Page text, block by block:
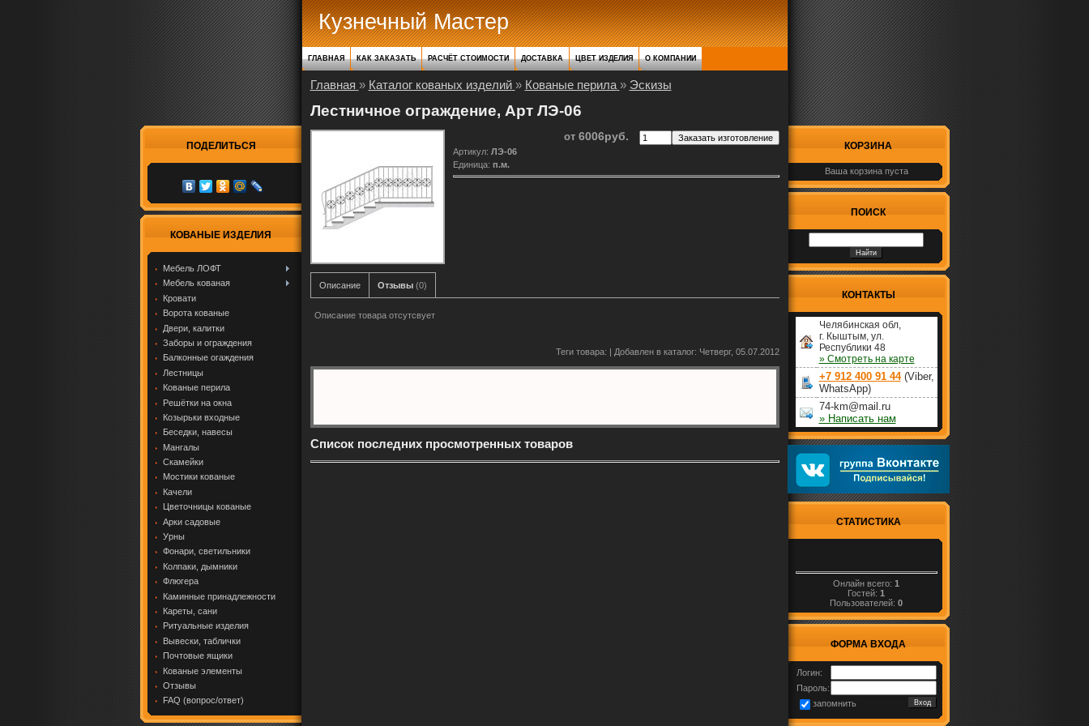
ПОДЕЛИТЬСЯ
КОВАНЫЕ ИЗДЕЛИЯ
Мебель ЛОФТ
Мебель кованая
Кровати
Ворота кованые
Двери, калитки
Заборы и ограждения
Балконные огаждения
Лестницы
Кованые перила
Решётки на окна
Козырьки входные
Беседки, навесы
Мангалы
Скамейки
Мостики кованые
Качели
Цветочницы кованые
Арки садовые
Урны
Фонари, светильники
Колпаки, дымники
Флюгера
Каминные принадлежности
Кареты, сани
Ритуальные изделия
Вывески, таблички
Почтовые ящики
Кованые элементы
Отзывы
FAQ (вопрос/ответ)
Кузнечный Мастер
ГЛАВНАЯ КАК ЗАКАЗАТЬ РАСЧЁТ СТОИМОСТИ ДОСТАВКА ЦВЕТ ИЗДЕЛИЯ О КОМПАНИИ
Главная » Каталог кованых изделий » Кованые перила » Эскизы
Лестничное ограждение, Арт ЛЭ-06
от 6006руб.
Артикул: ЛЭ-06
Единица: п.м.
Описание Отзывы(0)
Описание товара отсутсвует
Теги товара: | Добавлен в каталог: Четверг, 05.07.2012
Список последних просмотренных товаров
КОРЗИНА
Ваша корзина пуста
ПОИСК
КОНТАКТЫ
Челябинская обл,
г. Кыштым, ул.
Республики 48
» Cмотреть на карте
+7 912 400 91 44(Viber,
WhatsApp)
74-km@mail.ru
» Написать нам
СТАТИСТИКА
Онлайн всего: 1
Гостей: 1
Пользователей: 0
ФОРМА ВХОДА
Логин:
Пароль:
запомнить